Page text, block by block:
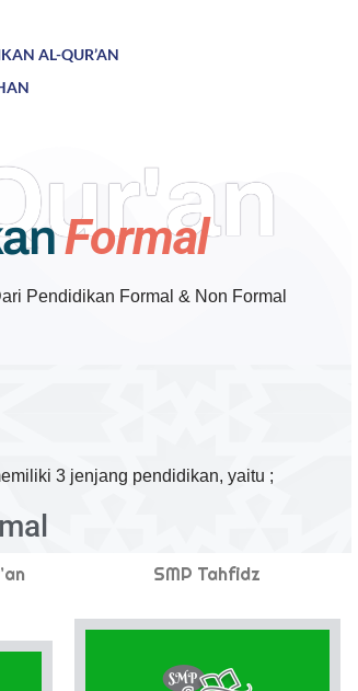
AL-QUR’AN
Formal
Pendidikan Formal & Non Formal
3 jenjang pendidikan, yaitu ;
SMP Tahfidz